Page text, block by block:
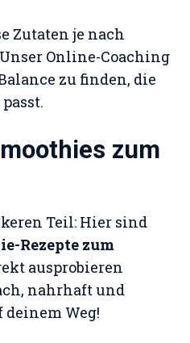
Zutaten je nach
Online-Coaching
zu finden, die
zum
Teil: Hier sind
Rezepte zum
ausprobieren
nahrhaft und
Weg!